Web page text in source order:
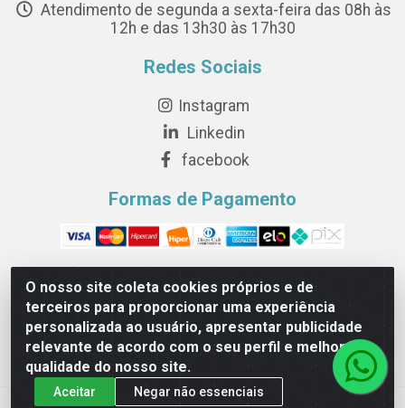
O nosso site coleta cookies próprios e de
terceiros para proporcionar uma experiência
personalizada ao usuário, apresentar publicidade
relevante de acordo com o seu perfil e melhorar a
qualidade do nosso site.
Aceitar Negar não essenciais
Atendimento de segunda a sexta-feira das 08h às
12h e das 13h30 às 17h30
Redes Sociais
Instagram
Linkedin
facebook
Formas de Pagamento
Novesete Distribuidora LTDA - Avenida Setecentos, S/N,
Terminal Intermodal da Serra, Serra/ES - CEP 29161-414 -
CNPJ 29.479.604/0001-44